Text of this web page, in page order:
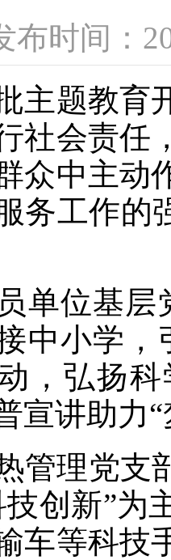
布时间：
题教育开
社会责任
众中主动
务工作的
位基层党
中小学
，弘扬
宣讲助力
管理党支
技创新”为
车等科技